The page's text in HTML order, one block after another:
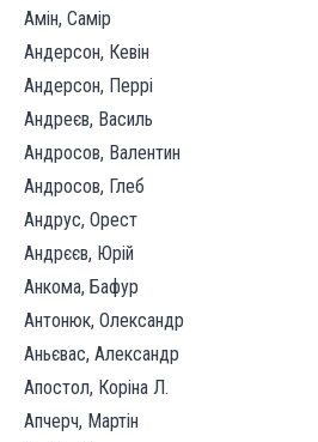
Амін, Самір
Андерсон, Кевін
Андерсон, Перрі
Андреєв, Василь
Андросов, Валентин
Андросов, Глеб
Андрус, Орест
Андрєєв, Юрій
Анкома, Бафур
Антонюк, Олександр
Аньєвас, Александр
Апостол, Коріна Л.
Апчерч, Мартін